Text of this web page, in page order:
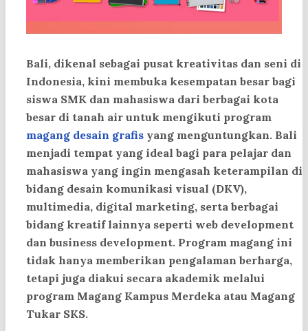
Bali, dikenal sebagai pusat kreativitas dan seni di
Indonesia, kini membuka kesempatan besar bagi
siswa SMK dan mahasiswa dari berbagai kota
besar di tanah air untuk mengikuti program
magang desain grafis yang menguntungkan. Bali
menjadi tempat yang ideal bagi para pelajar dan
mahasiswa yang ingin mengasah keterampilan di
bidang desain komunikasi visual (DKV),
multimedia, digital marketing, serta berbagai
bidang kreatif lainnya seperti web development
dan business development. Program magang ini
tidak hanya memberikan pengalaman berharga,
tetapi juga diakui secara akademik melalui
program Magang Kampus Merdeka atau Magang
Tukar SKS.